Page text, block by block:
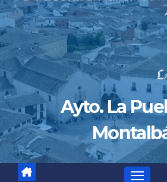
Ayto. La